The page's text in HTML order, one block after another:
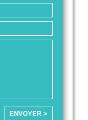
ENVOYER >